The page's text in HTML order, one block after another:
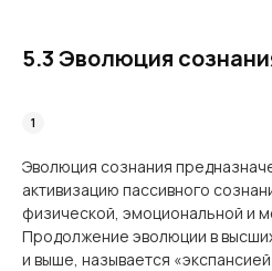
5.3 Эволюция
Эволюция сознания
активизацию пассивного
физической, эмоциональной и
Продолжение эволюции в
и выше, называется